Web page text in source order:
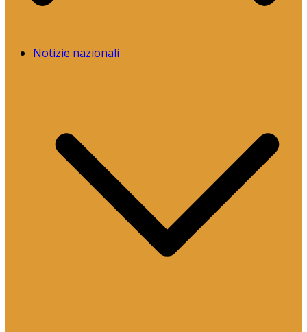
Notizie nazionali